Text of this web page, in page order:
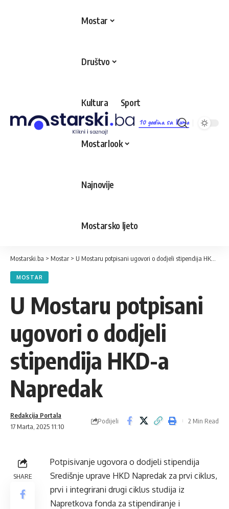
10 godina sa Vama
Mostar
Društvo
Kultura Sport
Mostarlook
Najnovije
Mostarsko ljeto
Mostarski.ba > Mostar > U Mostaru potpisani ugovori o dodjeli stipendija HKD-a Napredak
MOSTAR
U Mostaru potpisani
ugovori o dodjeli
stipendija HKD-a
Napredak
17 Marta, 2025 11:10
Redakcija Portala
Podijeli 2 Min Read
SHARE
Potpisivanje ugovora o dodjeli stipendija
Središnje uprave HKD Napredak za prvi ciklus,
prvi i integrirani drugi ciklus studija iz
Napretkova fonda za stipendiranje i